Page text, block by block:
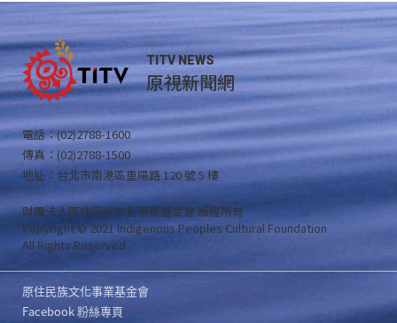
TITV NEWS
原視新聞網
電話：(02)2788-1600
傳真：(02)2788-1500
地址：台北市南港區重陽路 120 號 5 樓
財團法人原住民族文化事業基金會 版權所有
Copyright © 2021 Indigenous Peoples Cultural Foundation
All Rights Reserved .
原住民族文化事業基金會
Facebook 粉絲專頁